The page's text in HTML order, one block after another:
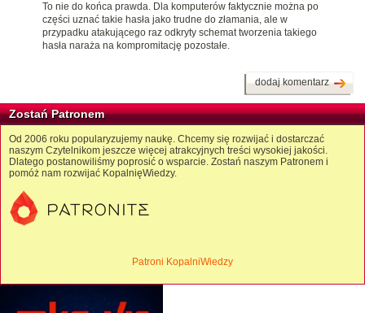
To nie do końca prawda. Dla komputerów faktycznie można po
części uznać takie hasła jako trudne do złamania, ale w
przypadku atakującego raz odkryty schemat tworzenia takiego
hasła naraża na kompromitację pozostałe.
dodaj komentarz
Zostań Patronem
Od 2006 roku popularyzujemy naukę. Chcemy się rozwijać i dostarczać
naszym Czytelnikom jeszcze więcej atrakcyjnych treści wysokiej jakości.
Dlatego postanowiliśmy poprosić o wsparcie. Zostań naszym Patronem i
pomóż nam rozwijać KopalnięWiedzy.
Patroni KopalniWiedzy